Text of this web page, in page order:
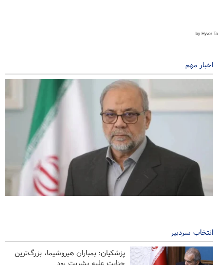
اخبار مهم
نوروزی: خبرنگار در نقطه تلاقی واقعیت و افکار عمومی ایستاده است
وزیر دفاع پاکستان: اتحاد کشور‌های اسلامی علیه رژیم صهیونیستی
انتخاب سردبیر
پزشکیان: بمباران هیروشیما، بزرگ‌ترین